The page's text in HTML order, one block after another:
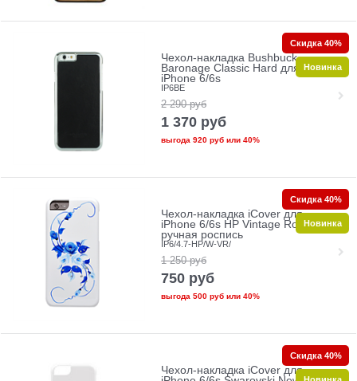
Чехол-накладка Bushbuck
Baronage Classic Hard для Apple
iPhone 6/6s
IP6BE
2 290 руб
1 370 руб
выгода 920 рубили 40%
Скидка 40%
Новинка
Чехол-накладка iCover для
iPhone 6/6s HP Vintage Rose
ручная роспись
IP6/4.7-HP/W-VR/
1 250 руб
750 руб
выгода 500 рубили 40%
Скидка 40%
Новинка
Чехол-накладка iCover для
Скидка 40%